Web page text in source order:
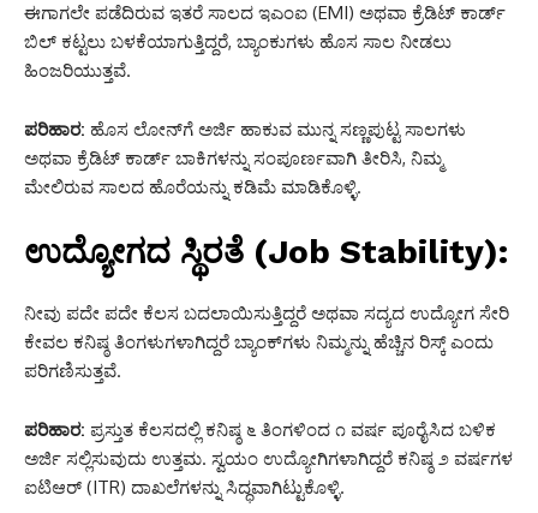
ಈಗಾಗಲೇ ಪಡೆದಿರುವ ಇತರೆ ಸಾಲದ ಇಎಂಐ (EMI) ಅಥವಾ ಕ್ರೆಡಿಟ್ ಕಾರ್ಡ್
ಬಿಲ್ ಕಟ್ಟಲು ಬಳಕೆಯಾಗುತ್ತಿದ್ದರೆ, ಬ್ಯಾಂಕುಗಳು ಹೊಸ ಸಾಲ ನೀಡಲು
ಹಿಂಜರಿಯುತ್ತವೆ.
ಪರಿಹಾರ: ಹೊಸ ಲೋನ್‌ಗೆ ಅರ್ಜಿ ಹಾಕುವ ಮುನ್ನ ಸಣ್ಣಪುಟ್ಟ ಸಾಲಗಳು
ಅಥವಾ ಕ್ರೆಡಿಟ್ ಕಾರ್ಡ್ ಬಾಕಿಗಳನ್ನು ಸಂಪೂರ್ಣವಾಗಿ ತೀರಿಸಿ, ನಿಮ್ಮ
ಮೇಲಿರುವ ಸಾಲದ ಹೊರೆಯನ್ನು ಕಡಿಮೆ ಮಾಡಿಕೊಳ್ಳಿ.
ಉದ್ಯೋಗದ ಸ್ಥಿರತೆ (Job Stability):
ನೀವು ಪದೇ ಪದೇ ಕೆಲಸ ಬದಲಾಯಿಸುತ್ತಿದ್ದರೆ ಅಥವಾ ಸದ್ಯದ ಉದ್ಯೋಗ ಸೇರಿ
ಕೇವಲ ಕನಿಷ್ಠ ತಿಂಗಳುಗಳಾಗಿದ್ದರೆ ಬ್ಯಾಂಕ್‌ಗಳು ನಿಮ್ಮನ್ನು ಹೆಚ್ಚಿನ ರಿಸ್ಕ್ ಎಂದು
ಪರಿಗಣಿಸುತ್ತವೆ.
ಪರಿಹಾರ: ಪ್ರಸ್ತುತ ಕೆಲಸದಲ್ಲಿ ಕನಿಷ್ಠ ೬ ತಿಂಗಳಿಂದ ೧ ವರ್ಷ ಪೂರೈಸಿದ ಬಳಿಕ
ಅರ್ಜಿ ಸಲ್ಲಿಸುವುದು ಉತ್ತಮ. ಸ್ವಯಂ ಉದ್ಯೋಗಿಗಳಾಗಿದ್ದರೆ ಕನಿಷ್ಠ ೨ ವರ್ಷಗಳ
ಐಟಿಆರ್ (ITR) ದಾಖಲೆಗಳನ್ನು ಸಿದ್ಧವಾಗಿಟ್ಟುಕೊಳ್ಳಿ.